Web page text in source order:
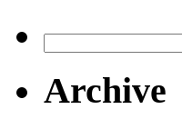
nach:
Archive